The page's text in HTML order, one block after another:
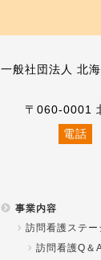
一般社団法人 北
〒060-0001
電話
事業内容
訪問看護ステー
訪問看護Q＆